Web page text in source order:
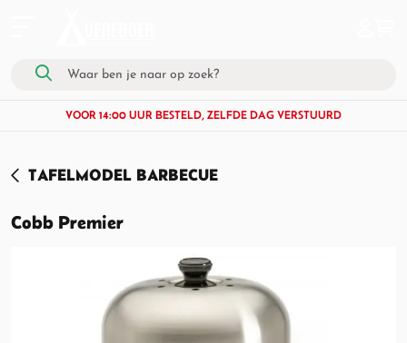
VOOR 14:00 UUR BESTELD, ZELFDE DAG VERSTUURD
TAFELMODEL BARBECUE
Cobb Premier